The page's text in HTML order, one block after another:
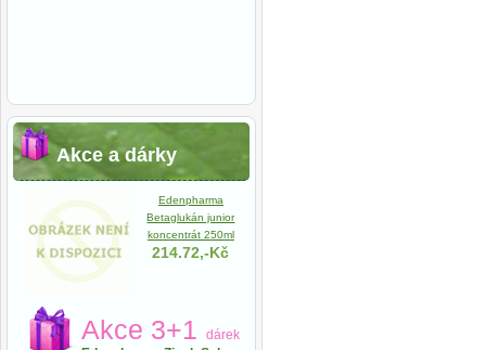
Akce a dárky
Edenpharma
Betaglukán junior
koncentrát 250ml
214.72,-Kč
Akce 3+1
dárek